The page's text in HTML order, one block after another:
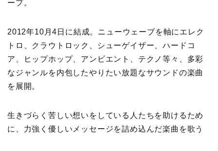
ープ。
2012年10月4日に結成。ニューウェーブを軸にエレク
トロ、クラウトロック、シューゲイザー、ハードコ
ア、ヒップホップ、アンビエント、テクノ等々、多彩
なジャンルを内包したやりたい放題なサウンドの楽曲
を展開。
生きづらく苦しい想いをしている人たちを助けるため
に、力強く優しいメッセージを詰め込んだ楽曲を歌う